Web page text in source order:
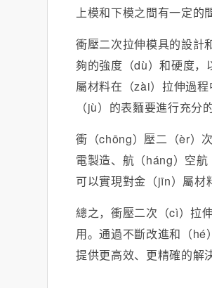
上模和下模之間有一定的
衝壓二次拉伸模具的設計
夠的強度（dù）和硬度，
屬材料在（zài）拉伸過
（jù）的表麵要進行充分
衝（chōng）壓二（èr）
電製造、航（háng）空
可以實現對金（jīn）屬材
總之，衝壓二次（cì）拉
用。通過不斷改進和（
提供更高效、更精確的解